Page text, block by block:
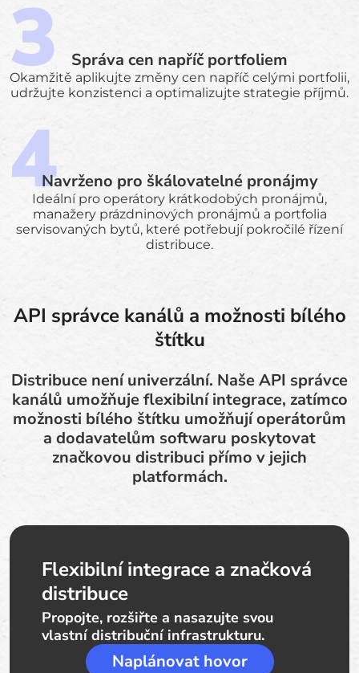
Správa cen napříč portfoliem
Okamžitě aplikujte změny cen napříč celými portfolii,
udržujte konzistenci a optimalizujte strategie příjmů.
Navrženo pro škálovatelné pronájmy
Ideální pro operátory krátkodobých pronájmů,
manažery prázdninových pronájmů a portfolia
servisovaných bytů, které potřebují pokročilé řízení
distribuce.
API správce kanálů a možnosti bílého
štítku
Distribuce není univerzální. Naše API správce
kanálů umožňuje flexibilní integrace, zatímco
možnosti bílého štítku umožňují operátorům
a dodavatelům softwaru poskytovat
značkovou distribuci přímo v jejich
platformách.
Flexibilní integrace a značková
distribuce
Propojte, rozšiřte a nasazujte svou
vlastní distribuční infrastrukturu.
Naplánovat hovor